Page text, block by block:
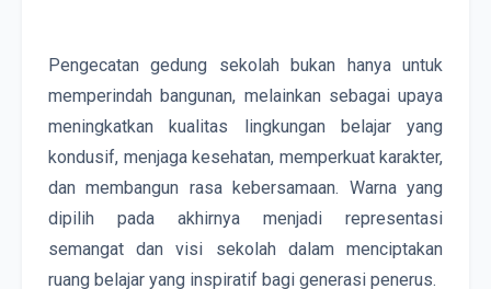
Pengecatan gedung sekolah bukan hanya untuk
memperindah bangunan, melainkan sebagai upaya
meningkatkan kualitas lingkungan belajar yang
kondusif, menjaga kesehatan, memperkuat karakter,
dan membangun rasa kebersamaan. Warna yang
dipilih pada akhirnya menjadi representasi
semangat dan visi sekolah dalam menciptakan